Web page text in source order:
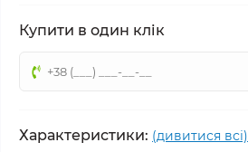
Купити в один клік
Характеристики: (дивитися всі)